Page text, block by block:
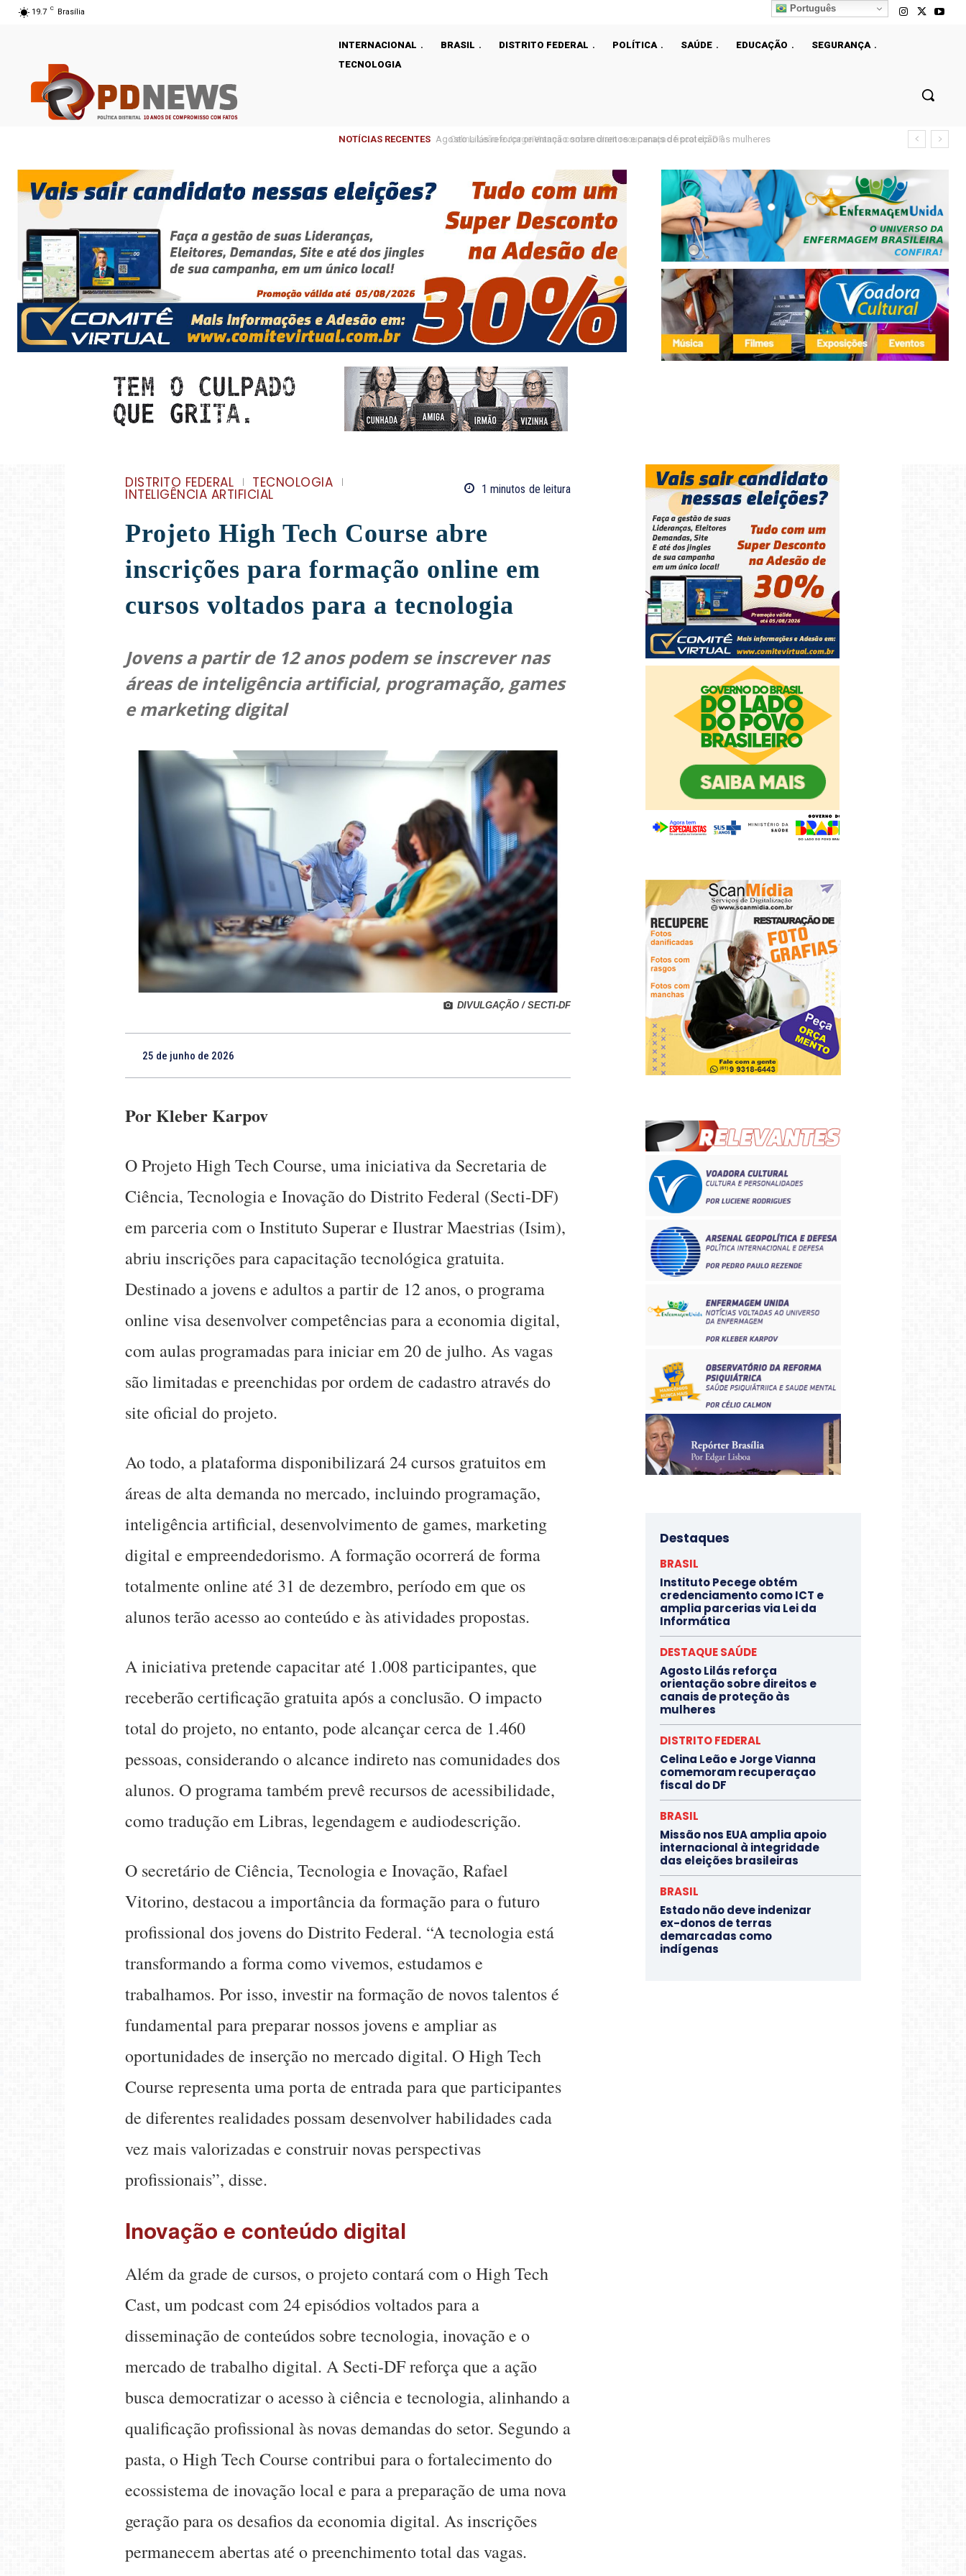
19.7 C Brasília
INTERNACIONAL BRASIL DISTRITO FEDERAL POLÍTICA SAÚDE EDUCAÇÃO
SEGURANÇA
TECNOLOGIA
NOTÍCIAS RECENTES Celina Leão e Jorge Vianna comemoram recuperaçao fiscal do DF
DISTRITO FEDERAL TECNOLOGIA
INTELIGÊNCIA ARTIFICIAL 1 minutos de leitura
Projeto High Tech Course abre
inscrições para formação online em
cursos voltados para a tecnologia
Jovens a partir de 12 anos podem se inscrever nas
áreas de inteligência artificial, programação, games
e marketing digital
DIVULGAÇÃO / SECTI-DF
25 de junho de 2026
Por Kleber Karpov
O Projeto High Tech Course, uma iniciativa da Secretaria de
Ciência, Tecnologia e Inovação do Distrito Federal (Secti-DF)
em parceria com o Instituto Superar e Ilustrar Maestrias (Isim),
abriu inscrições para capacitação tecnológica gratuita.
Destinado a jovens e adultos a partir de 12 anos, o programa
online visa desenvolver competências para a economia digital,
com aulas programadas para iniciar em 20 de julho. As vagas
são limitadas e preenchidas por ordem de cadastro através do
site oficial do projeto.
Ao todo, a plataforma disponibilizará 24 cursos gratuitos em
áreas de alta demanda no mercado, incluindo programação,
inteligência artificial, desenvolvimento de games, marketing
digital e empreendedorismo. A formação ocorrerá de forma
totalmente online até 31 de dezembro, período em que os
alunos terão acesso ao conteúdo e às atividades propostas.
A iniciativa pretende capacitar até 1.008 participantes, que
receberão certificação gratuita após a conclusão. O impacto
total do projeto, no entanto, pode alcançar cerca de 1.460
pessoas, considerando o alcance indireto nas comunidades dos
alunos. O programa também prevê recursos de acessibilidade,
como tradução em Libras, legendagem e audiodescrição.
O secretário de Ciência, Tecnologia e Inovação, Rafael
Vitorino, destacou a importância da formação para o futuro
profissional dos jovens do Distrito Federal. “A tecnologia está
transformando a forma como vivemos, estudamos e
trabalhamos. Por isso, investir na formação de novos talentos é
fundamental para preparar nossos jovens e ampliar as
oportunidades de inserção no mercado digital. O High Tech
Course representa uma porta de entrada para que participantes
de diferentes realidades possam desenvolver habilidades cada
vez mais valorizadas e construir novas perspectivas
profissionais”, disse.
Inovação e conteúdo digital
Além da grade de cursos, o projeto contará com o High Tech
Cast, um podcast com 24 episódios voltados para a
disseminação de conteúdos sobre tecnologia, inovação e o
mercado de trabalho digital. A Secti-DF reforça que a ação
busca democratizar o acesso à ciência e tecnologia, alinhando a
qualificação profissional às novas demandas do setor. Segundo a
pasta, o High Tech Course contribui para o fortalecimento do
ecossistema de inovação local e para a preparação de uma nova
geração para os desafios da economia digital. As inscrições
permanecem abertas até o preenchimento total das vagas.
Destaques
BRASIL
Instituto Pecege obtém
credenciamento como ICT e
amplia parcerias via Lei da
Informática
DESTAQUE SAÚDE
Agosto Lilás reforça
orientação sobre direitos e
canais de proteção às
mulheres
DISTRITO FEDERAL
Celina Leão e Jorge Vianna
comemoram recuperaçao
fiscal do DF
BRASIL
Missão nos EUA amplia apoio
internacional à integridade
das eleições brasileiras
BRASIL
Estado não deve indenizar
ex-donos de terras
demarcadas como
indígenas
Português